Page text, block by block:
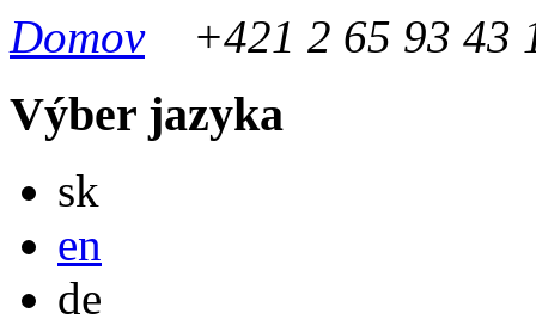
Domov +421 2 65 93 43
Výber jazyka
sk
en
de